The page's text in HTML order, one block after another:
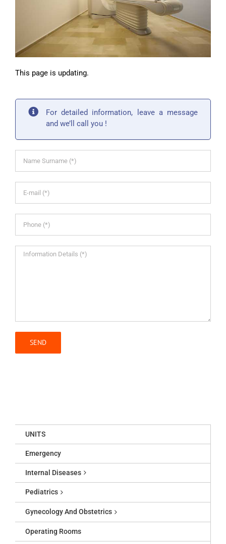
This page is updating.
For detailed information, leave a message
and we’ll call you !
UNITS
Emergency
Internal Diseases
Pediatrics
Gynecology And Obstetrics
Operating Rooms